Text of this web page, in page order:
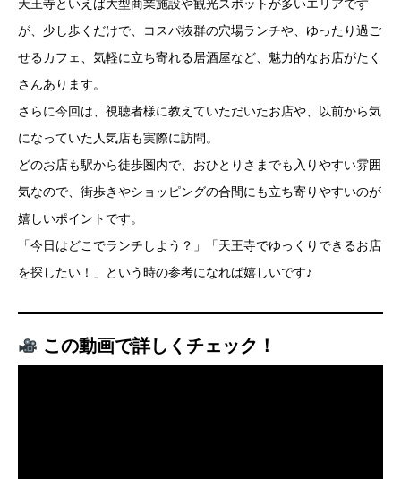
天王寺といえば大型商業施設や観光スポットが多いエリアです
が、少し歩くだけで、コスパ抜群の穴場ランチや、ゆったり過ご
せるカフェ、気軽に立ち寄れる居酒屋など、魅力的なお店がたく
さんあります。
さらに今回は、視聴者様に教えていただいたお店や、以前から気
になっていた人気店も実際に訪問。
どのお店も駅から徒歩圏内で、おひとりさまでも入りやすい雰囲
気なので、街歩きやショッピングの合間にも立ち寄りやすいのが
嬉しいポイントです。
「今日はどこでランチしよう？」「天王寺でゆっくりできるお店
を探したい！」という時の参考になれば嬉しいです♪
この動画で詳しくチェック！